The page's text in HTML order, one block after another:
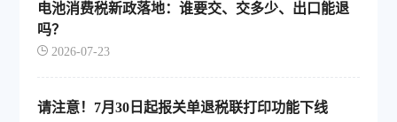
电池消费税新政落地：谁要交、交多少、出口能退
吗？
2026-07-23
请注意！7月30日起报关单退税联打印功能下线